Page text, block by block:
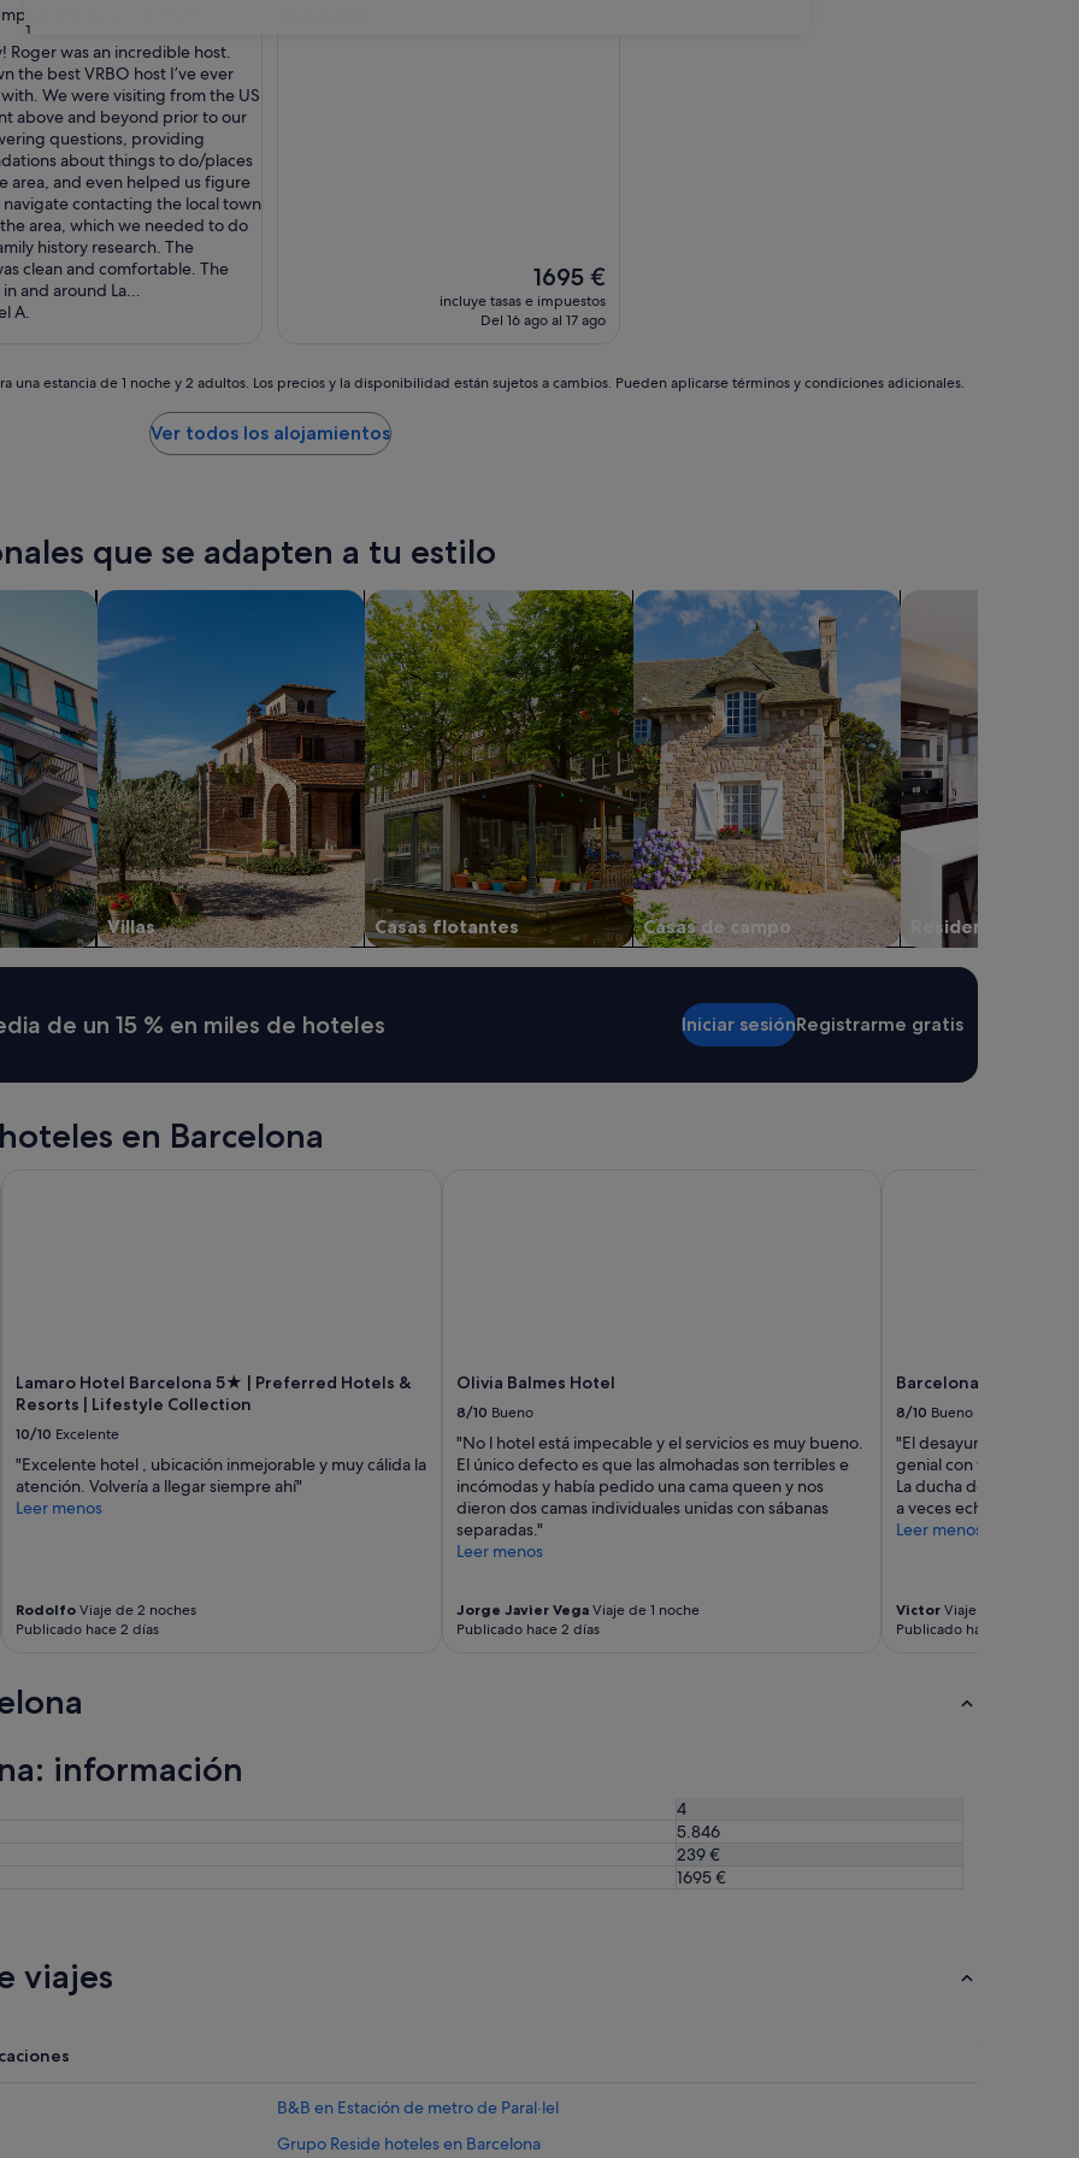
31
Roger was an incredible host.
the best VRBO host I’ve ever
We were visiting from the US
above and beyond prior to our
questions, providing
about things to do/places
area, and even helped us figure
contacting the local town
area, which we needed to do
history research. The
clean and comfortable. The
and around La...
A.
El
precio
actual
1695 €
1695 €
incluye tasas e impuestos
Del 16 ago al 17 ago
una estancia de 1 noche y 2 adultos. Los precios y la disponibilidad están sujetos a cambios. Pueden aplicarse términos y condiciones adicionales.
Ver todos los alojamientos
que se adapten a tu estilo
Villas
Buscar villas
Casas flotantes
Buscar casas barco
Casas de campo
Buscar casas de campo
Residencias
buscar residencias
de un 15 % en miles de hoteles Iniciar sesiónRegistrarme gratis
en Barcelona
Lamaro Hotel Barcelona 5★ | Preferred Hotels &
Resorts | Lifestyle Collection
10/10 Excelente
"Excelente hotel , ubicación inmejorable y muy cálida la
atención. Volvería a llegar siempre ahí"
Leer menos
Rodolfo Viaje de 2 noches
Publicado hace 2 días
Olivia Balmes Hotel
8/10 Bueno
"No l hotel está impecable y el servicios es muy bueno.
El único defecto es que las almohadas son terribles e
incómodas y había pedido una cama queen y nos
dieron dos camas individuales unidas con sábanas
separadas."
Leer menos
Jorge Javier VegaViaje de 1 noche
Publicado hace 2 días
Barcelona Airport
8/10 Bueno
"El desayuno estaba
genial con toallas a tu
La ducha de la
a veces echaba fría y
Leer menos
VictorViaje de 1 noche
Publicado hace 4 días
información
4
5.846
239 €
1695 €
viajes
B&B en Estación de metro de Paral·lel
Grupo Reside hoteles en Barcelona